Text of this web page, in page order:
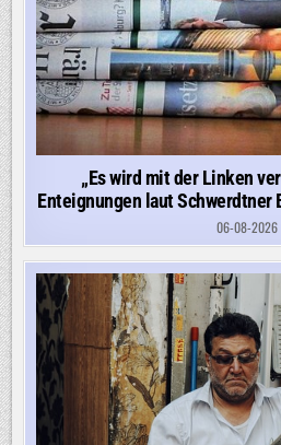
„Es wird mit der Linken
Enteignungen laut Schwerdtner
06-08-2026